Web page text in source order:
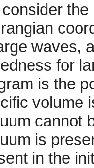
waves,
for
is the
volume
cannot
is
in the